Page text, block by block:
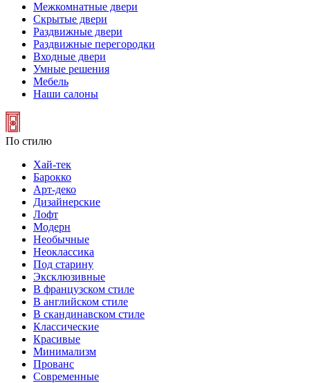
Межкомнатные двери
Скрытые двери
Раздвижные двери
Раздвижные перегородки
Входные двери
Умные решения
Мебель
Наши салоны
По стилю
Хай-тек
Барокко
Арт-деко
Дизайнерские
Лофт
Модерн
Необычные
Неоклассика
Под старину
Эксклюзивные
В французском стиле
В английском стиле
В скандинавском стиле
Классические
Красивые
Минимализм
Прованс
Современные